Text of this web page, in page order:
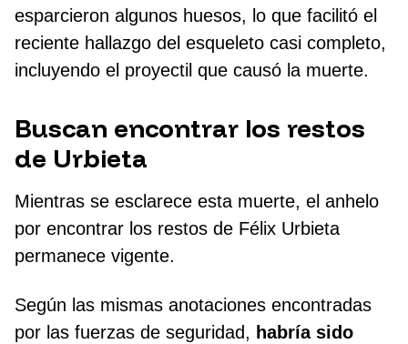
esparcieron algunos huesos, lo que facilitó el
reciente hallazgo del esqueleto casi completo,
incluyendo el proyectil que causó la muerte.
Buscan encontrar los restos
de Urbieta
Mientras se esclarece esta muerte, el anhelo
por encontrar los restos de Félix Urbieta
permanece vigente.
Según las mismas anotaciones encontradas
por las fuerzas de seguridad, habría sido